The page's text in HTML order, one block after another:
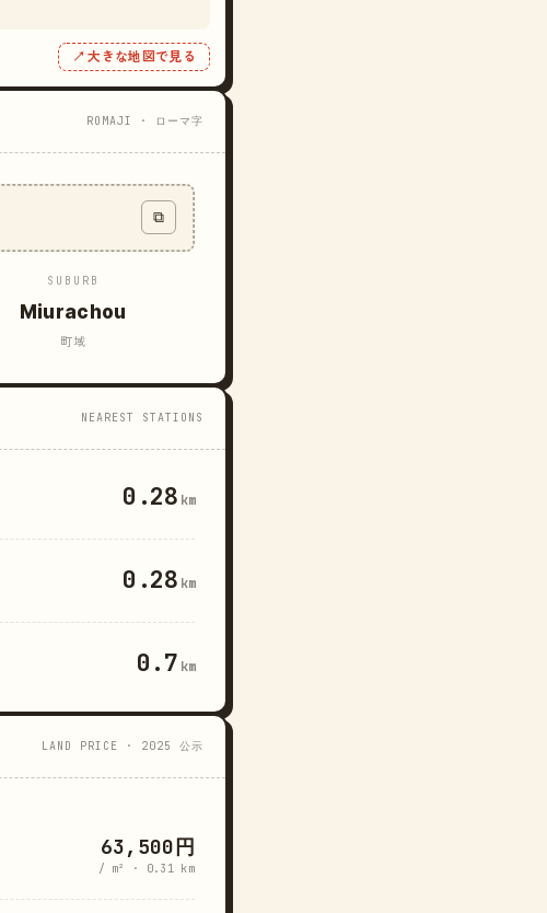
↗ 大きな地図で見る
ROMAJI · ローマ字
⧉
SUBURB
Miurachou
町域
NEAREST STATIONS
0.28 km
0.28 km
0.7 km
LAND PRICE · 2025 公示
63,500円
/ m² · 0.31 km